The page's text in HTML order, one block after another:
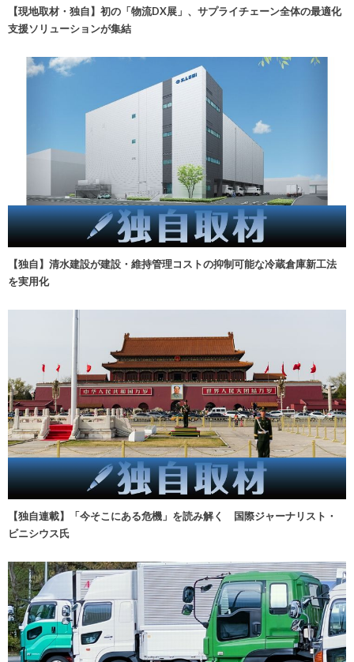
【現地取材・独自】初の「物流DX展」、サプライチェーン全体の最適化
支援ソリューションが集結
【独自】清水建設が建設・維持管理コストの抑制可能な冷蔵倉庫新工法
を実用化
【独自連載】「今そこにある危機」を読み解く 国際ジャーナリスト・
ビニシウス氏